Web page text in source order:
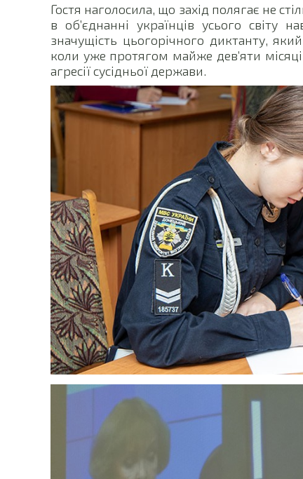
Гостя наголосила, що захід полягає не
в об’єднанні українців усього світу
значущість цьогорічного диктанту,
коли уже протягом майже дев’яти
агресії сусідньої держави.